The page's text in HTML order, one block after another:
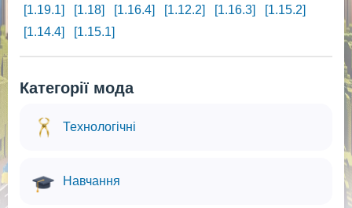
[1.19.1]
[1.18] [1.16.4] [1.12.2] [1.16.3]
[1.15.2]
[1.14.4]
[1.15.1]
Категорії мода
Технологічні
Навчання